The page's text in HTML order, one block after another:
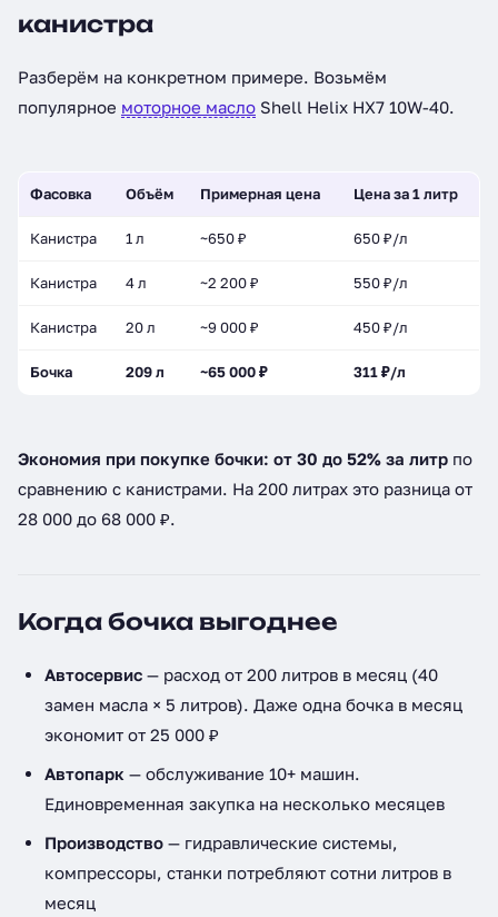
канистра
Разберём на конкретном примере. Возьмём
популярное моторное масло Shell Helix HX7 10W-40.
Фасовка Объём Примерная цена Цена за 1 литр
Канистра 1 л ~650 ₽ 650 ₽/л
Канистра 4 л ~2 200 ₽ 550 ₽/л
Канистра 20 л ~9 000 ₽ 450 ₽/л
Бочка 209 л ~65 000 ₽ 311 ₽/л
Экономия при покупке бочки: от 30 до 52% за литр по
сравнению с канистрами. На 200 литрах это разница от
28 000 до 68 000 ₽.
Когда бочка выгоднее
Автосервис — расход от 200 литров в месяц (40
замен масла × 5 литров). Даже одна бочка в месяц
экономит от 25 000 ₽
Автопарк — обслуживание 10+ машин.
Единовременная закупка на несколько месяцев
Производство — гидравлические системы,
компрессоры, станки потребляют сотни литров в
месяц